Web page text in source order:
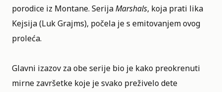
porodice iz Montane. SerijaMarshals, koja prati lika
Kejsija (Luk Grajms), počela je s emitovanjem ovog
proleća.
Glavni izazov za obe serije bio je kako preokrenuti
mirne završetke koje je svako preživelo dete